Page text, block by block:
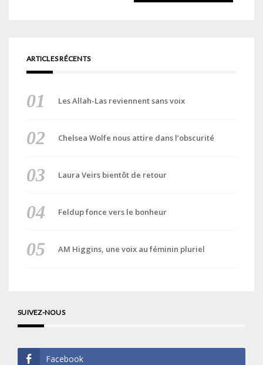
ARTICLES RÉCENTS
Les Allah-Las reviennent sans voix
Chelsea Wolfe nous attire dans l’obscurité
Laura Veirs bientôt de retour
Feldup fonce vers le bonheur
AM Higgins, une voix au féminin pluriel
SUIVEZ-NOUS
Facebook